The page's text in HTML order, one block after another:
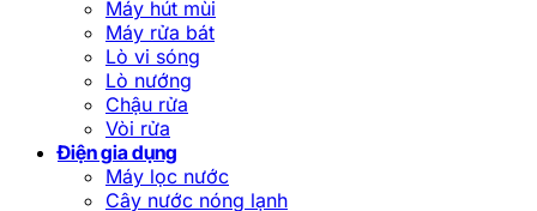
Máy hút mùi
Máy rửa bát
Lò vi sóng
Lò nướng
Chậu rửa
Vòi rửa
Điện gia dụng
Máy lọc nước
Cây nước nóng lạnh